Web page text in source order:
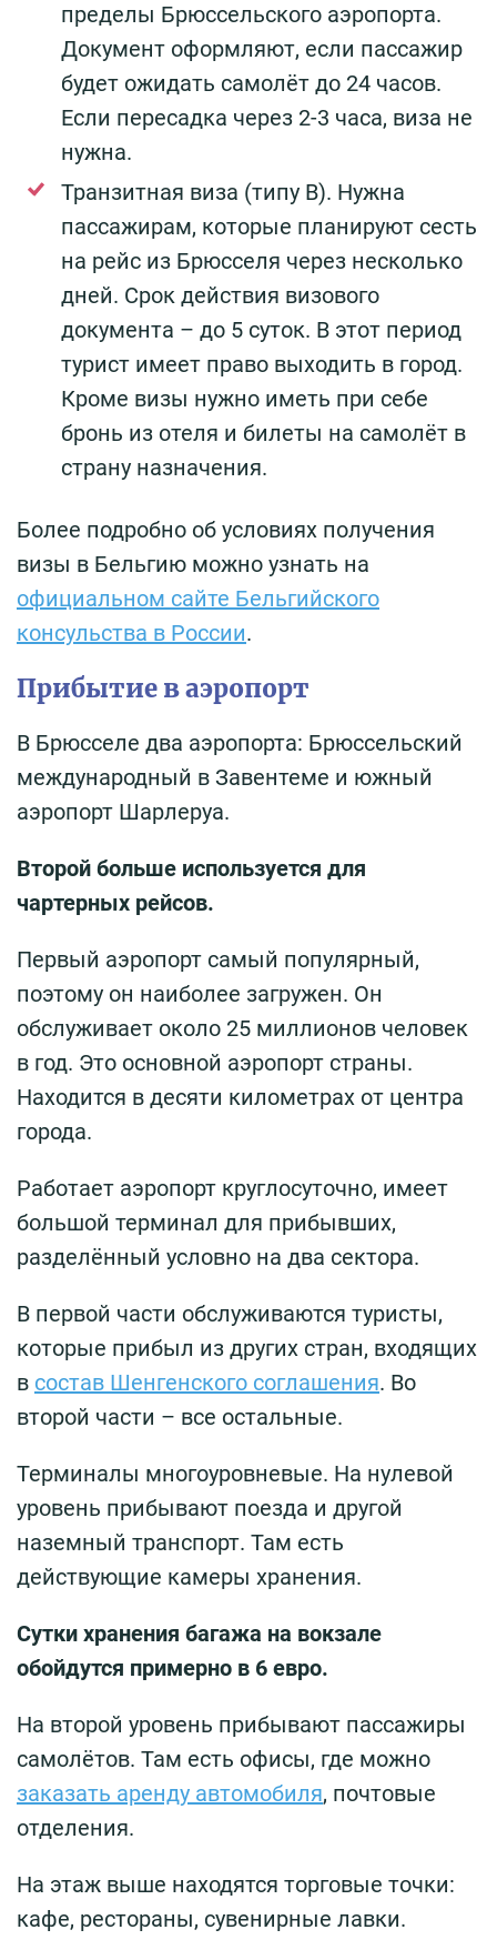
пределы Брюссельского аэропорта.
Документ оформляют, если пассажир
будет ожидать самолёт до 24 часов.
Если пересадка через 2-3 часа, виза не
нужна.
Транзитная виза (типу В). Нужна
пассажирам, которые планируют сесть
на рейс из Брюсселя через несколько
дней. Срок действия визового
документа – до 5 суток. В этот период
турист имеет право выходить в город.
Кроме визы нужно иметь при себе
бронь из отеля и билеты на самолёт в
страну назначения.
Более подробно об условиях получения
визы в Бельгию можно узнать на
официальном сайте Бельгийского
консульства в России.
Прибытие в аэропорт
В Брюсселе два аэропорта: Брюссельский
международный в Завентеме и южный
аэропорт Шарлеруа.
Второй больше используется для
чартерных рейсов.
Первый аэропорт самый популярный,
поэтому он наиболее загружен. Он
обслуживает около 25 миллионов человек
в год. Это основной аэропорт страны.
Находится в десяти километрах от центра
города.
Работает аэропорт круглосуточно, имеет
большой терминал для прибывших,
разделённый условно на два сектора.
В первой части обслуживаются туристы,
которые прибыл из других стран, входящих
в состав Шенгенского соглашения. Во
второй части – все остальные.
Терминалы многоуровневые. На нулевой
уровень прибывают поезда и другой
наземный транспорт. Там есть
действующие камеры хранения.
Сутки хранения багажа на вокзале
обойдутся примерно в 6 евро.
На второй уровень прибывают пассажиры
самолётов. Там есть офисы, где можно
заказать аренду автомобиля, почтовые
отделения.
На этаж выше находятся торговые точки:
кафе, рестораны, сувенирные лавки.